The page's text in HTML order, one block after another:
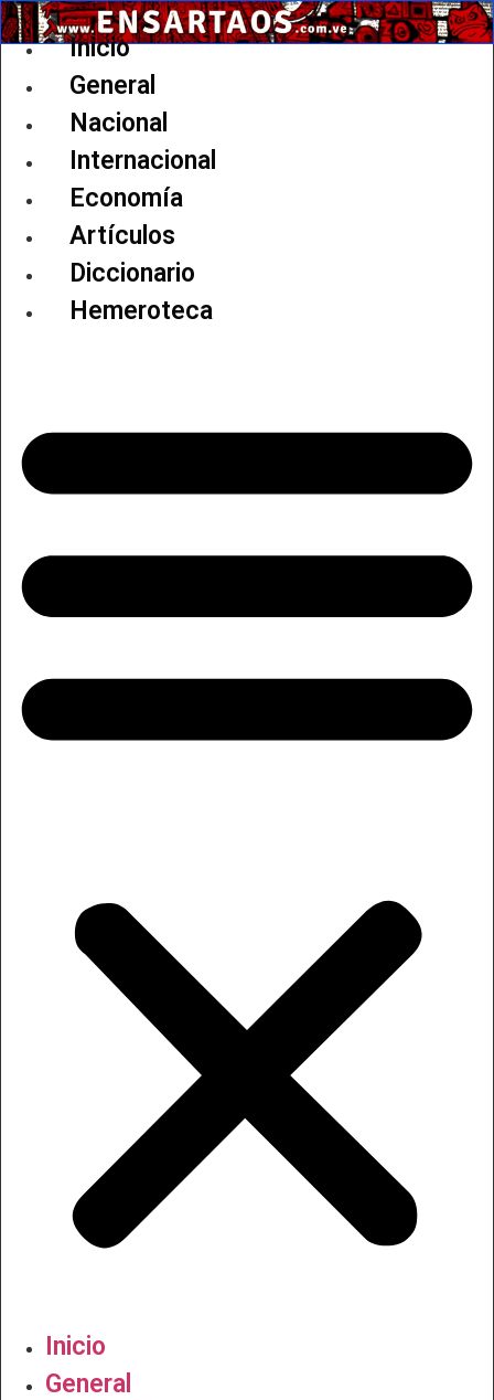
Ir
al
Inicio
General
Nacional
Internacional
Economía
Artículos
Diccionario
Hemeroteca
Inicio
General